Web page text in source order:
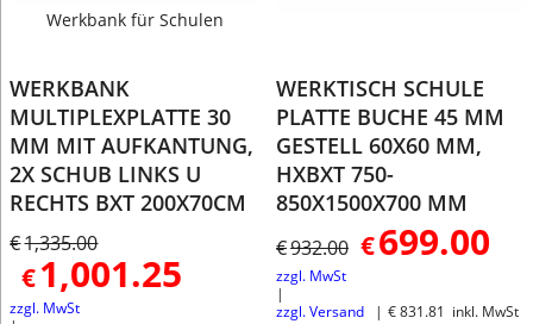
Werkbank für Schulen
WERKBANK
MULTIPLEXPLATTE 30
MM MIT AUFKANTUNG,
2X SCHUB LINKS U
RECHTS BXT 200X70CM
€1,335.00
€1,001.25
zzgl. MwSt
WERKTISCH SCHULE
PLATTE BUCHE 45 MM
GESTELL 60X60 MM,
HXBXT 750-
850X1500X700 MM
€932.00 €699.00
zzgl. MwSt
zzgl. Versand
€831.81 inkl. MwSt